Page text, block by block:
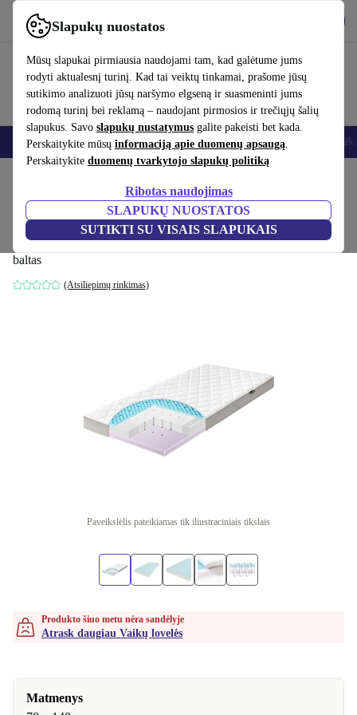
Slapukų nuostatos
Mūsų slapukai pirmiausia naudojami tam, kad galėtume jums
rodyti aktualesnį turinį. Kad tai veiktų tinkamai, prašome jūsų
sutikimo analizuoti jūsų naršymo elgseną ir suasmeninti jums
rodomą turinį bei reklamą – naudojant pirmosios ir trečiųjų šalių
slapukus. Savo slapukų nustatymus galite pakeisti bet kada.
Perskaitykite mūsų informaciją apie duomenų apsaugą.
Perskaitykite duomenų tvarkytojo slapukų politiką
Ribotas naudojimas
SLAPUKŲ NUOSTATOS
SUTIKTI SU VISAIS SLAPUKAIS
Naudok refurbed greitai ir paprastai
Išmanieji telefonai Nešiojamieji kompiuteriai Planšetės Išmanieji
Julius muitininkas vaikiška čiužinys Dr.
Lübbe Air Premium 70 x 140 cm
baltas
(Atsiliepimų rinkimas)
Paveikslėlis pateikiamas tik iliustraciniais tikslais
Produkto šiuo metu nėra sandėlyje
Atrask daugiau Vaikų lovelės
Matmenys